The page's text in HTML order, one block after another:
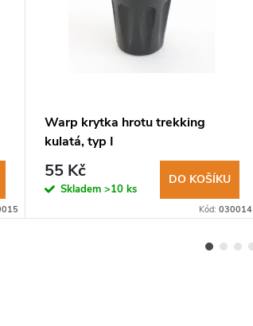
Warp krytka hrotu trekking
kulatá, typ I
55 Kč
Skladem >10 ks
DO KOŠÍKU
Kód: 030014